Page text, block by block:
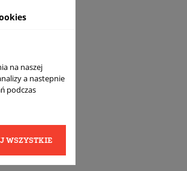
na naszej
a nastepnie
podczas
WSZYSTKIE